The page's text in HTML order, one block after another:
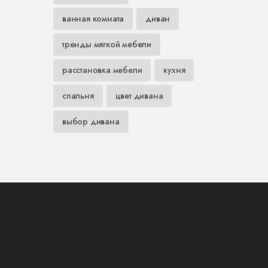
ванная комната диван
тренды мягкой мебели
расстановка мебели кухня
спальня цвет дивана
выбор дивана